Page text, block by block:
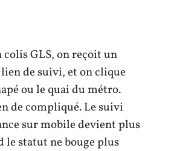
GLS, on reçoit un
lien de suivi, et on clique
ou le quai du métro.
de compliqué. Le suivi
sur mobile devient plus
le statut ne bouge plus